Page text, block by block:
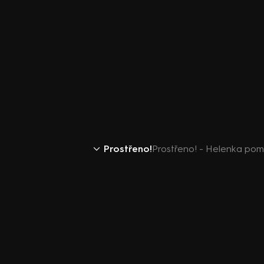
Prostřeno!Prostřeno! - Helenka